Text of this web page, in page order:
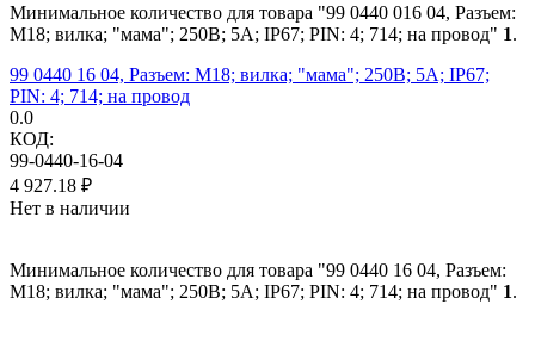
Минимальное количество для товара "99 0440 016 04, Разъем:
M18; вилка; "мама"; 250В; 5А; IP67; PIN: 4; 714; на провод" 1.
99 0440 16 04, Разъем: M18; вилка; "мама"; 250В; 5А; IP67;
PIN: 4; 714; на провод
0.0
КОД:
99-0440-16-04
4 927.18 ₽
Нет в наличии
Минимальное количество для товара "99 0440 16 04, Разъем:
M18; вилка; "мама"; 250В; 5А; IP67; PIN: 4; 714; на провод" 1.